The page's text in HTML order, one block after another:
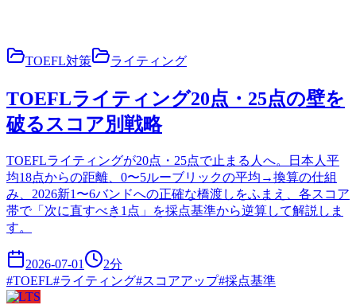
TOEFL対策 ライティング
TOEFLライティング20点・25点の壁を
破るスコア別戦略
TOEFLライティングが20点・25点で止まる人へ。日本人平
均18点からの距離、0〜5ルーブリックの平均→換算の仕組
み、2026新1〜6バンドへの正確な橋渡しをふまえ、各スコア
帯で「次に直すべき1点」を採点基準から逆算して解説しま
す。
2026-07-01 2分
#TOEFL#ライティング#スコアアップ#採点基準
IELTS